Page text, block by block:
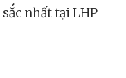
nhất tại LHP